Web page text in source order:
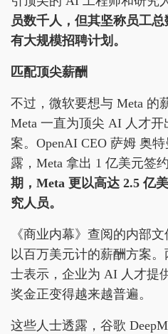
员数千人，但其坚称员工
有大规模招聘计划。
匹配顶尖薪酬
不过，微软要想与 Meta 的
Meta 一直为顶尖 AI 人才
案。OpenAI CEO 萨姆 奥
露，Meta 拿出 1 亿美元签
期，Meta 更以高达 2.5 亿
究人员。
《商业内幕》查阅的内部
以百万美元计的薪酬方案
士表示，企业为 AI 人才提
奖金正变得越来越普遍。
这些人士透露，谷歌